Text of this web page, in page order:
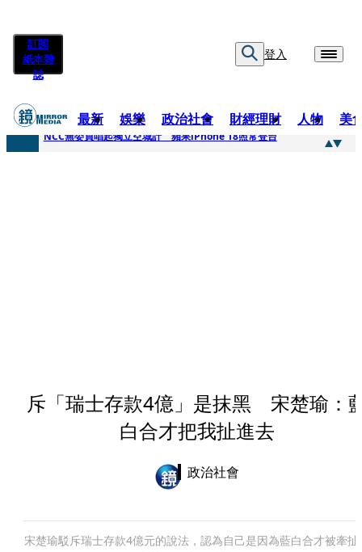
訂閱
紙本雜
誌
登入
最新 娛樂 政治社會 財經理財 人物 美
快訊
NCC無委員唱起獨立空城計 蘋果iPhone 18照常登台
斥「瑞士存款4億」是抹黑 宋楚瑜：
白合才把我扯進去
政治社會
宋楚瑜駁斥瑞士存款4億元的說法，認為自己是因為藍白合才被牽扯